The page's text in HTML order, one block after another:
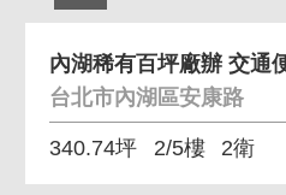
台北市內湖區安康路
340.74坪 2/5樓 2衛